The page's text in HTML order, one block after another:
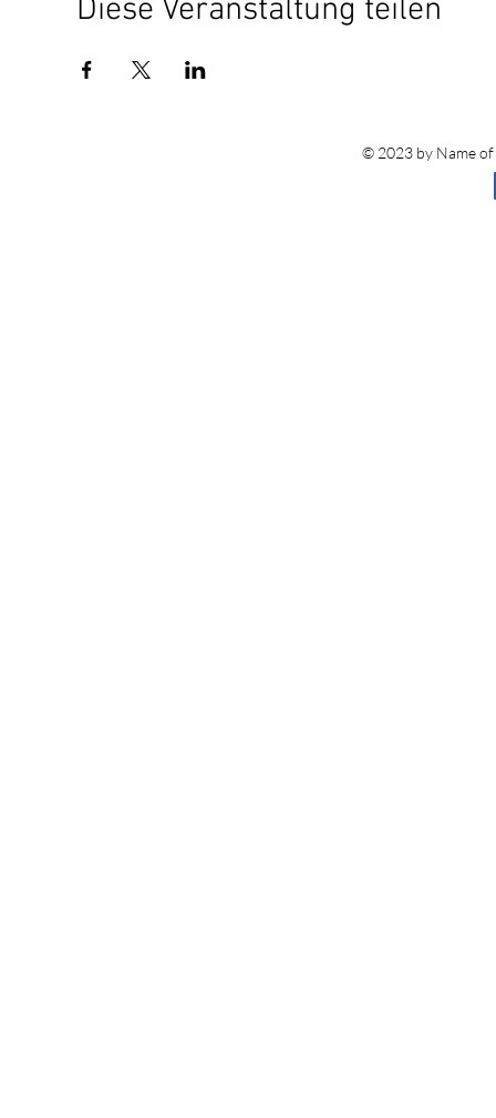
Diese Veranstaltung teilen
© 2023 by Name